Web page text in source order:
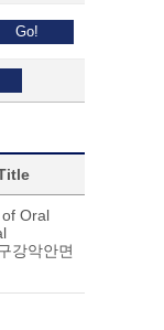
Oral
강악안면